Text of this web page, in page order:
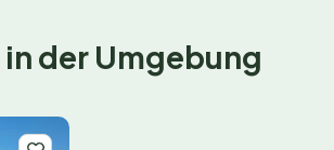
der Umgebung